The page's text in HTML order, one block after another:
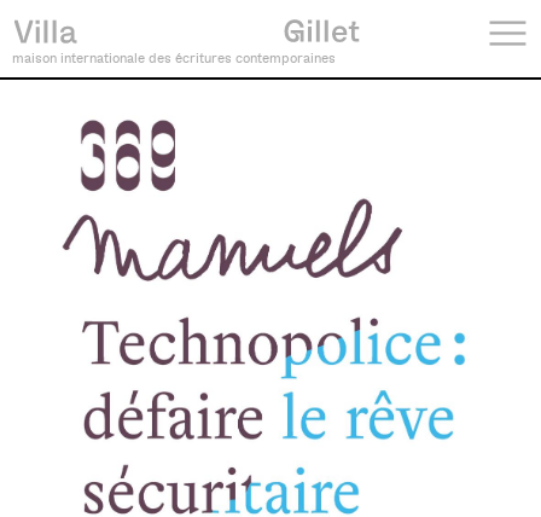
maison internationale des écritures contemporaines